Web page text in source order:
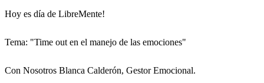
Hoy es día de LibreMente!
Tema: "Time out en el manejo de las emociones"
Con Nosotros Blanca Calderón, Gestor Emocional.